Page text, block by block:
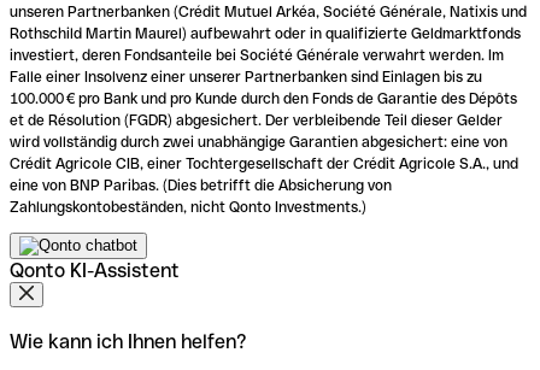
unseren Partnerbanken (Crédit Mutuel Arkéa, Société Générale, Natixis und
Rothschild Martin Maurel) aufbewahrt oder in qualifizierte Geldmarktfonds
investiert, deren Fondsanteile bei Société Générale verwahrt werden. Im
Falle einer Insolvenz einer unserer Partnerbanken sind Einlagen bis zu
100.000 € pro Bank und pro Kunde durch den Fonds de Garantie des Dépôts
et de Résolution (FGDR) abgesichert. Der verbleibende Teil dieser Gelder
wird vollständig durch zwei unabhängige Garantien abgesichert: eine von
Crédit Agricole CIB, einer Tochtergesellschaft der Crédit Agricole S.A., und
eine von BNP Paribas. (Dies betrifft die Absicherung von
Zahlungskontobeständen, nicht Qonto Investments.)
Qonto KI-Assistent
Wie kann ich Ihnen helfen?